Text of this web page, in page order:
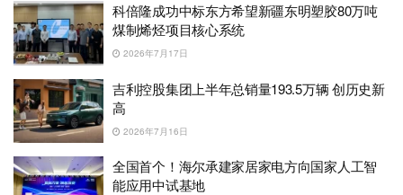
科倍隆成功中标东方希望新疆东明塑胶80万吨
煤制烯烃项目核心系统
2026年7月17日
吉利控股集团上半年总销量193.5万辆 创历史新
高
2026年7月16日
全国首个！海尔承建家居家电方向国家人工智
能应用中试基地